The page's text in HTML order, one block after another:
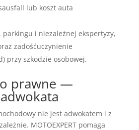
lub koszt auta
parkingu i niezależnej ekspertyzy,
zadośćuczynienie
przy szkodzie osobowej.
prawne —
nie jest adwokatem i z
MOTOEXPERT pomaga